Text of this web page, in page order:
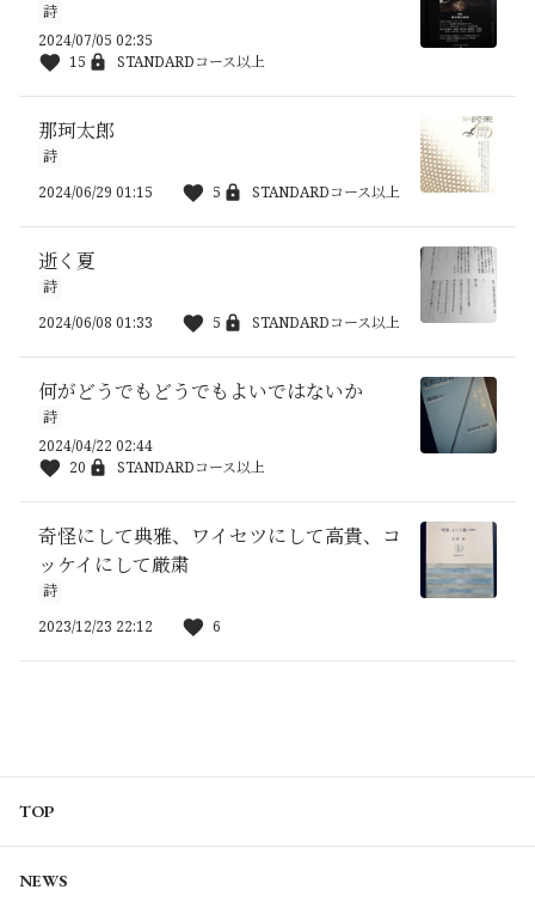
詩
2024/07/05 02:35
15
STANDARDコース以上
那珂太郎
詩
2024/06/29 01:15
5 STANDARDコース以上
逝く夏
詩
2024/06/08 01:33
5 STANDARDコース以上
何がどうでもどうでもよいではないか
詩
2024/04/22 02:44
20
STANDARDコース以上
奇怪にして典雅、ワイセツにして高貴、コ
ッケイにして厳粛
詩
2023/12/23 22:12
6
TOP
NEWS